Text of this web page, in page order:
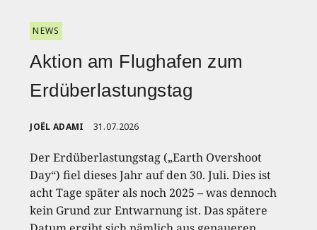
NEWS
Aktion am Flughafen zum
Erdüberlastungstag
JOËL ADAMI 31.07.2026
Der Erdüberlastungstag („Earth Overshoot
Day“) fiel dieses Jahr auf den 30. Juli. Dies ist
acht Tage später als noch 2025 – was dennoch
kein Grund zur Entwarnung ist. Das spätere